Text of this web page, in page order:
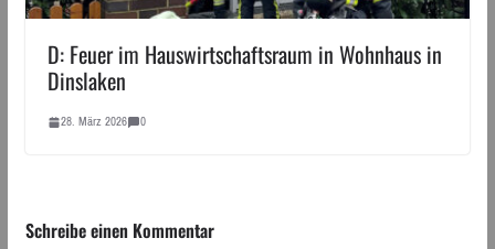
D: Feuer im Hauswirtschaftsraum in Wohnhaus in
Dinslaken
28. März 2026 0
Schreibe einen Kommentar